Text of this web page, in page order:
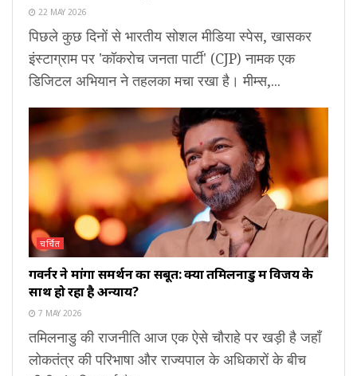
22 MAY 2026
पिछले कुछ दिनों से भारतीय सोशल मीडिया स्पेस, खासकर
इंस्टाग्राम पर 'कॉकरोच जनता पार्टी' (CJP) नामक एक
डिजिटल अभियान ने तहलका मचा रखा है। मीम्स,...
चर्चित
गवर्नर ने मांगा समर्थन का सबूत: क्या तमिलनाडु में विजय के
साथ हो रहा है अन्याय?
7 MAY 2026
तमिलनाडु की राजनीति आज एक ऐसे चौराहे पर खड़ी है जहाँ
लोकतंत्र की परिभाषा और राज्यपाल के अधिकारों के बीच